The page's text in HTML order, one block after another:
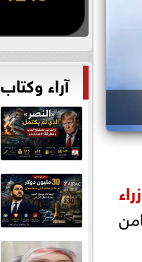
آراء وكتاب